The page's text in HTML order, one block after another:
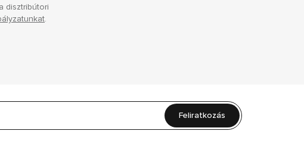
disztribútori
.
Feliratkozás